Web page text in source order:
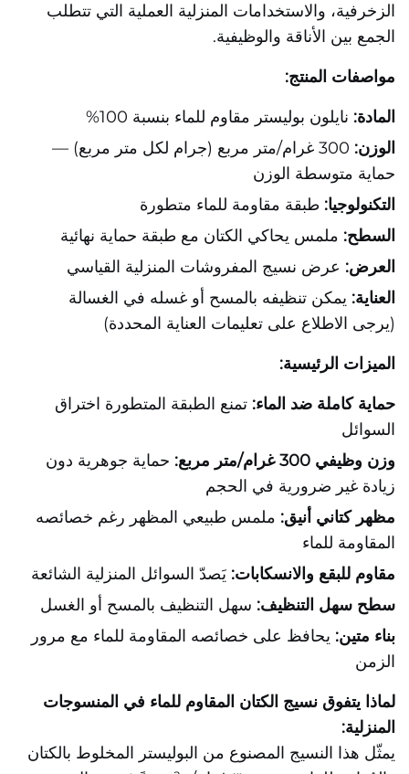
الزخرفية، والاستخدامات المنزلية العملية التي تتطلب
الجمع بين الأناقة والوظيفية.
مواصفات المنتج:
المادة: نايلون بوليستر مقاوم للماء بنسبة 100%
الوزن:
300 غرام/متر مربع (جرام لكل متر مربع) —
حماية متوسطة الوزن
التكنولوجيا: طبقة مقاومة للماء متطورة
السطح: ملمس يحاكي الكتان مع طبقة حماية نهائية
العرض: عرض نسيج المفروشات المنزلية القياسي
العناية: يمكن تنظيفه بالمسح أو غسله في الغسالة
(يرجى الاطلاع على تعليمات العناية المحددة)
الميزات الرئيسية:
حماية كاملة ضد الماء: تمنع الطبقة المتطورة اختراق
السوائل
وزن وظيفي 300 غرام/متر مربع:
حماية جوهرية دون
زيادة غير ضرورية في الحجم
مظهر كتاني أنيق: ملمس طبيعي المظهر رغم خصائصه
المقاومة للماء
مقاوم للبقع والانسكابات: يَصدّ السوائل المنزلية الشائعة
سطح سهل التنظيف: سهل التنظيف بالمسح أو الغسل
بناء متين: يحافظ على خصائصه المقاومة للماء مع مرور
الزمن
لماذا يتفوق نسيج الكتان المقاوم للماء في المنسوجات
المنزلية:
يمثّل هذا النسيج المصنوع من البوليستر المخلوط بالكتان